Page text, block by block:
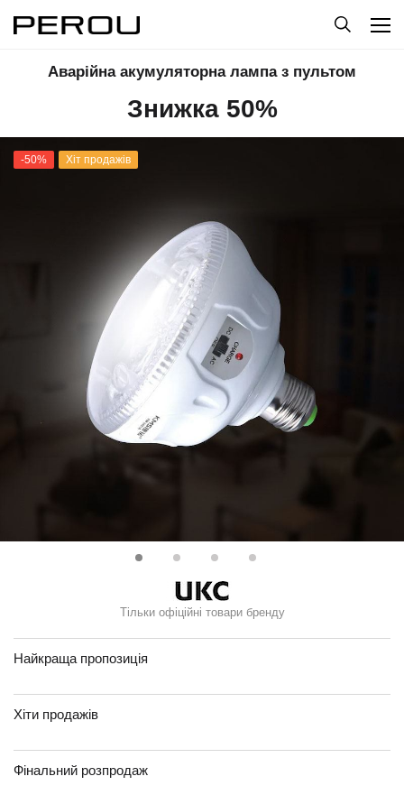
Аварійна акумуляторна лампа з пультом
Знижка 50%
-50% Хіт продажів
Тільки офіційні товари бренду
Найкраща пропозиція
Хіти продажів
Фінальний розпродаж